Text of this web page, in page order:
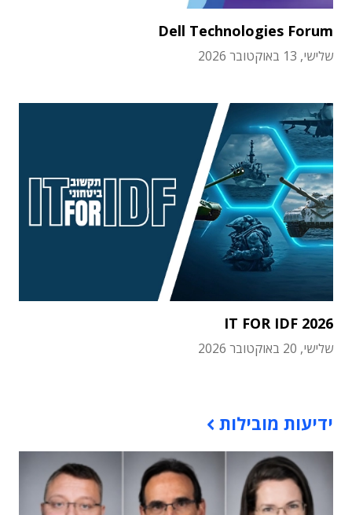
Dell Technologies Forum
שלישי, 13 באוקטובר 2026
IT FOR IDF 2026
שלישי, 20 באוקטובר 2026
ידיעות מובילות